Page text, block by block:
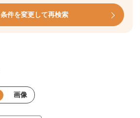
条件を変更して再検索
画像